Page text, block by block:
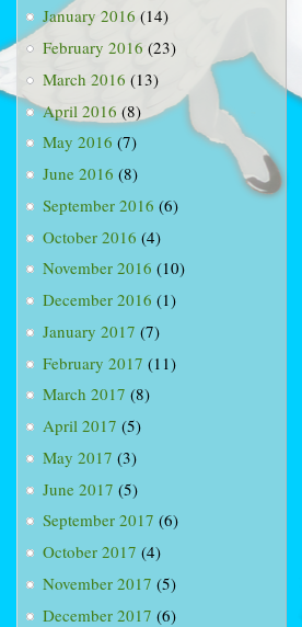
January 2016 (14)
February 2016 (23)
March 2016 (13)
April 2016 (8)
May 2016 (7)
June 2016 (8)
September 2016 (6)
October 2016 (4)
November 2016 (10)
December 2016 (1)
January 2017 (7)
February 2017 (11)
March 2017 (8)
April 2017 (5)
May 2017 (3)
June 2017 (5)
September 2017 (6)
October 2017 (4)
November 2017 (5)
December 2017 (6)